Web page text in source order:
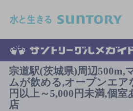
宗道駅(茨城県)周辺500m,
ムが飲める,オープンエア
円以上～5,000円未満,個
店